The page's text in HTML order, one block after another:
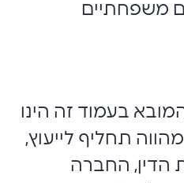
משפחתיים
בעמוד זה הינו
תחליף לייעוץ,
הדין, החברה